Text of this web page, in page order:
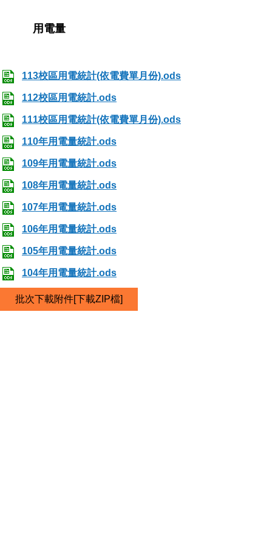
用電量
113校區用電統計(依電費單月份).ods
112校區用電統計.ods
111校區用電統計(依電費單月份).ods
110年用電量統計.ods
109年用電量統計.ods
108年用電量統計.ods
107年用電量統計.ods
106年用電量統計.ods
105年用電量統計.ods
104年用電量統計.ods
批次下載附件[下載ZIP檔]